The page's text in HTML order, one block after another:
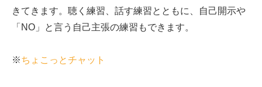
きてきます。聴く練習、話す練習とともに、自己開示や
「NO」と言う自己主張の練習もできます。
※ちょこっとチャット